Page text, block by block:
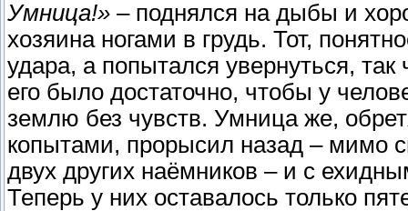
Умница!» – поднялся на дыбы и
хозяина ногами в грудь. Тот,
удара, а попытался увернуться,
его было достаточно, чтобы у
землю без чувств. Умница же,
копытами, прорысил назад – мимо
двух других наёмников – и с
Теперь у них оставалось только